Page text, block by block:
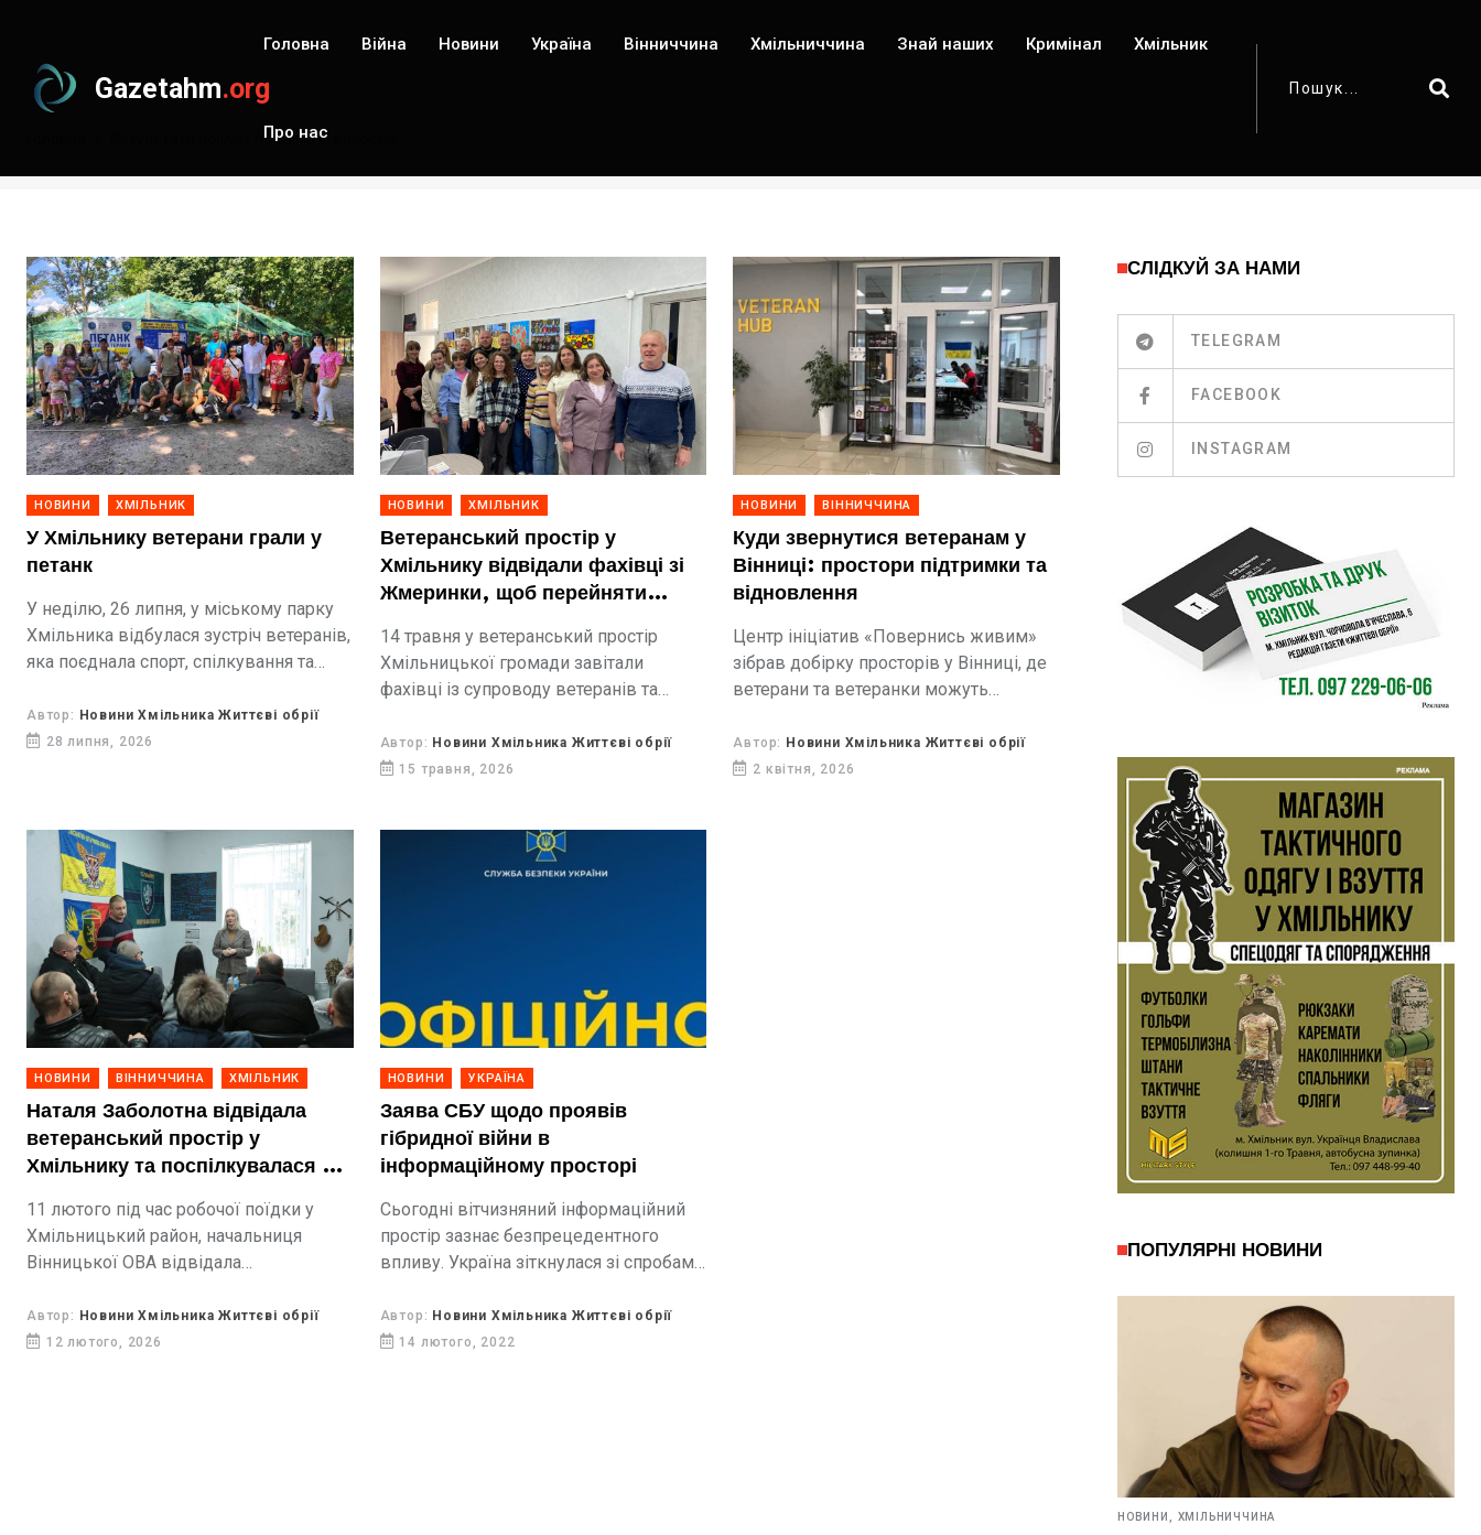
Gazetahm.org
Головна Війна Новини Україна Вінниччина Хмільниччина Знай наших Кримінал Хмільник
Про нас
Результати пошуку по запиту: #простір
НОВИНИ ХМІЛЬНИК
У Хмільнику ветерани грали у
петанк
У неділю, 26 липня, у міському парку
Хмільника відбулася зустріч ветеранів,
яка поєднала спорт, спілкування та
заходу стала гра у петанк - популярний
у Європі вид спорту.
Автор: Новини Хмільника Життєві обрії
28 липня, 2026
НОВИНИ ХМІЛЬНИК
Ветеранський простір у
Хмільнику відвідали фахівці зі
Жмеринки, щоб перейняти
14 травня у ветеранський простір
Хмільницької громади завітали
фахівці із супроводу ветеранів та
Автор: Новини Хмільника Життєві обрії
15 травня, 2026
НОВИНИ ВІННИЧЧИНА
Куди звернутися ветеранам у
Вінниці: простори підтримки та
відновлення
Центр ініціатив «Повернись живим»
зібрав добірку просторів у Вінниці, де
ветерани та ветеранки можуть
спортом або проводити час у спільноті.
Ініціатива створена у межах проєкту
Автор: Новини Хмільника Життєві обрії
2 квітня, 2026
НОВИНИ ВІННИЧЧИНА ХМІЛЬНИК
Наталя Заболотна відвідала
ветеранський простір у
Хмільнику та поспілкувалася з
11 лютого під час робочої поїдки у
Хмільницький район, начальниця
Вінницької ОВА відвідала
Наталя Михайлівна познайомилася з
колективом цього закладу,
Автор: Новини Хмільника Життєві обрії
12 лютого, 2026
НОВИНИ УКРАЇНА
Заява СБУ щодо проявів
гібридної війни в
інформаційному просторі
Сьогодні вітчизняний інформаційний
простір зазнає безпрецедентного
впливу. Україна зіткнулася зі спробами
поширенням фейкової інформації та
викривленням реального стану речей.
Автор: Новини Хмільника Життєві обрії
14 лютого, 2022
СЛІДКУЙ ЗА НАМИ
TELEGRAM
FACEBOOK
INSTAGRAM
ПОПУЛЯРНІ НОВИНИ
НОВИНИ, ХМІЛЬНИЧЧИНА